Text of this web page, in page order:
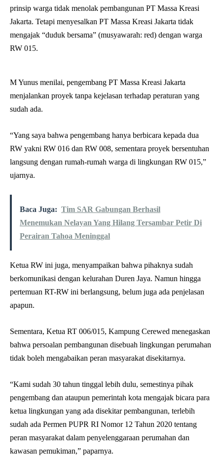
prinsip warga tidak menolak pembangunan PT Massa Kreasi
Jakarta. Tetapi menyesalkan PT Massa Kreasi Jakarta tidak
mengajak “duduk bersama” (musyawarah: red) dengan warga
RW 015.
M Yunus menilai, pengembang PT Massa Kreasi Jakarta
menjalankan proyek tanpa kejelasan terhadap peraturan yang
sudah ada.
“Yang saya bahwa pengembang hanya berbicara kepada dua
RW yakni RW 016 dan RW 008, sementara proyek bersentuhan
langsung dengan rumah-rumah warga di lingkungan RW 015,”
ujarnya.
Baca Juga: Tim SAR Gabungan Berhasil
Menemukan Nelayan Yang Hilang Tersambar Petir Di
Perairan Tahoa Meninggal
Ketua RW ini juga, menyampaikan bahwa pihaknya sudah
berkomunikasi dengan kelurahan Duren Jaya. Namun hingga
pertemuan RT-RW ini berlangsung, belum juga ada penjelasan
apapun.
Sementara, Ketua RT 006/015, Kampung Cerewed menegaskan
bahwa persoalan pembangunan disebuah lingkungan perumahan
tidak boleh mengabaikan peran masyarakat disekitarnya.
“Kami sudah 30 tahun tinggal lebih dulu, semestinya pihak
pengembang dan ataupun pemerintah kota mengajak bicara para
ketua lingkungan yang ada disekitar pembangunan, terlebih
sudah ada Permen PUPR RI Nomor 12 Tahun 2020 tentang
peran masyarakat dalam penyelenggaraan perumahan dan
kawasan pemukiman,” paparnya.